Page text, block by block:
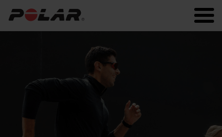
Polar Flow